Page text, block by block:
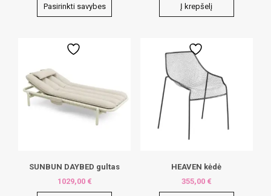
Pasirinkti savybes
The
options
may
page
Į krepšelį
SUNBUN DAYBED gultas
1029,00 €
HEAVEN kėdė
355,00 €